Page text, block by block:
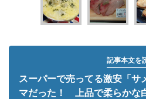
記事本文を
スーパーで売ってる激安「サ
マだった！ 上品で柔らかな